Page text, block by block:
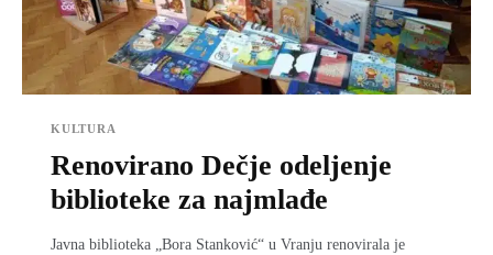
KULTURA
Renovirano Dečje odeljenje
biblioteke za najmlađe
Javna biblioteka „Bora Stanković“ u Vranju renovirala je